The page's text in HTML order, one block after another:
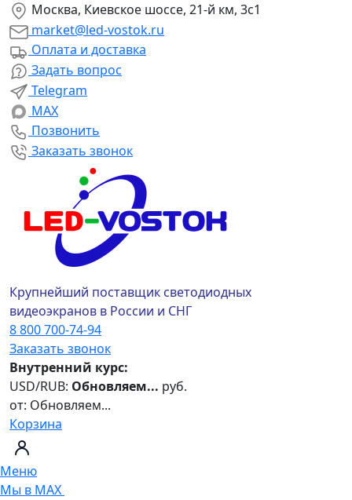
Москва, Киевское шоссе, 21-й км, 3с1
market@led-vostok.ru
Оплата и доставка
Задать вопрос
Telegram
MAX
Позвонить
Заказать звонок
Крупнейший поставщик светодиодных
видеоэкранов в России и СНГ
8 800 700-74-94
Заказать звонок
Внутренний курс:
USD/RUB: Обновляем... руб.
от: Обновляем...
Корзина
Меню
Мы в MAX